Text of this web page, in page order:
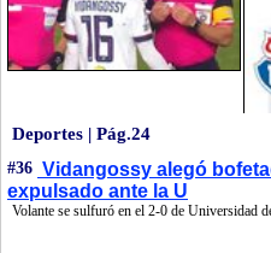
Deportes | Pág.24
#36 Vidangossy alegó
expulsado ante la U
Volante se sulfuró en el 2-0 de Universidad